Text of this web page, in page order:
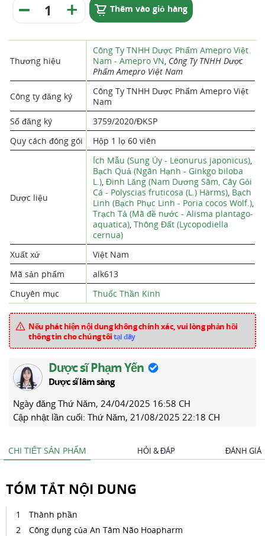
Thêm vào giỏ hàng
Thương hiệu
Công Ty TNHH Dược Phẩm Amepro Việt
Nam - Amepro VN, Công Ty TNHH Dược
Phẩm Amepro Việt Nam
Công ty đăng ký
Công Ty TNHH Dược Phẩm Amepro Việt
Nam
Số đăng ký
3759/2020/ĐKSP
Quy cách đóng gói
Hộp 1 lọ 60 viên
Dược liệu
Ích Mẫu (Sung Úy - Leonurus japonicus),
Bạch Quả (Ngân Hạnh - Ginkgo biloba
L.), Đinh Lăng (Nam Dương Sâm, Cây Gỏi
Cá - Polyscias fruticosa (L.) Harms), Bạch
Linh (Bạch Phục Linh - Poria cocos Wolf.),
Trạch Tả (Mã đề nước - Alisma plantago-
aquatica), Thông Đất (Lycopodiella
cernua)
Xuất xứ
Việt Nam
Mã sản phẩm
alk613
Chuyên mục
Thuốc Thần Kinh
Nếu phát hiện nội dung không chính xác, vui lòng phản hồi
thông tin cho chúng tôitại đây
Dược sĩ Phạm Yến
Dược sĩ lâm sàng
Ngày đăng Thứ Năm, 24/04/2025 16:58 CH
Cập nhật lần cuối: Thứ Năm, 21/08/2025 22:18 CH
CHI TIẾT SẢN PHẨM HỎI & ĐÁP ĐÁNH GIÁ
TÓM TẮT NỘI DUNG
Thành phần
Công dụng của An Tâm Não Hoapharm